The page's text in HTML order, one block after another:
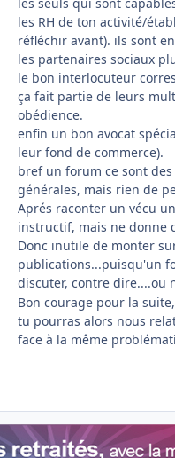
les seuls qui sont
les RH de ton activité/
réfléchir avant). ils sont
les partenaires sociaux
le bon interlocuteur
ça fait partie de leurs
obédience.
enfin un bon avocat
leur fond de commerce).
bref un forum ce sont
générales, mais rien de
Aprés raconter un vécu
instructif, mais ne donne
Donc inutile de monter
publications...puisqu'un
discuter, contre dire....ou
Bon courage pour la
tu pourras alors nous
face à la même